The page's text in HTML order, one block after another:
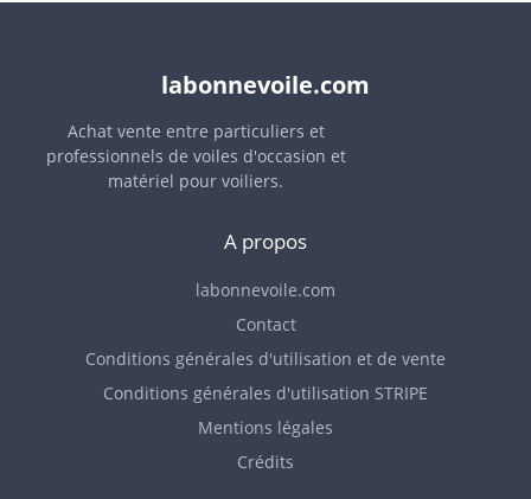
labonnevoile.com
Achat vente entre particuliers et
professionnels de voiles d'occasion et
matériel pour voiliers.
A propos
labonnevoile.com
Contact
Conditions générales d'utilisation et de vente
Conditions générales d'utilisation STRIPE
Mentions légales
Crédits